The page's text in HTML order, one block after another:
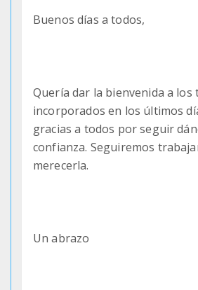
Buenos días a todos,
Quería dar la bienvenida a los
incorporados en los últimos
gracias a todos por seguir
confianza. Seguiremos
merecerla.
Un abrazo